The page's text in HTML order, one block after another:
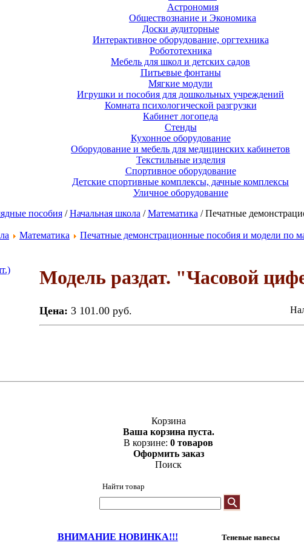
Астрономия
Обществознание и Экономика
Доски аудиторные
Интерактивное оборудование, оргтехника
Робототехника
Мебель для школ и детских садов
Питьевые фонтаны
Мягкие модули
Игрушки и пособия для дошкольных учреждений
Комната психологической разгрузки
Кабинет логопеда
Стенды
Кухонное оборудование
Оборудование и мебель для медицинских кабинетов
Текстильные изделия
Спортивное оборудование
Детские спортивные комплексы, дачные комплексы
Уличное оборудование
пособия/Начальная школа /Математика / Печатные
Математика Печатные демонстрационные пособия и модели по
Модель раздат. "Часовой
Цена: 3 101.00 руб.
Корзина
Ваша корзина пуста.
В корзине: 0 товаров
Оформить заказ
Поиск
Найти товар
ВНИМАНИЕ НОВИНКА!!! Теневые навесы